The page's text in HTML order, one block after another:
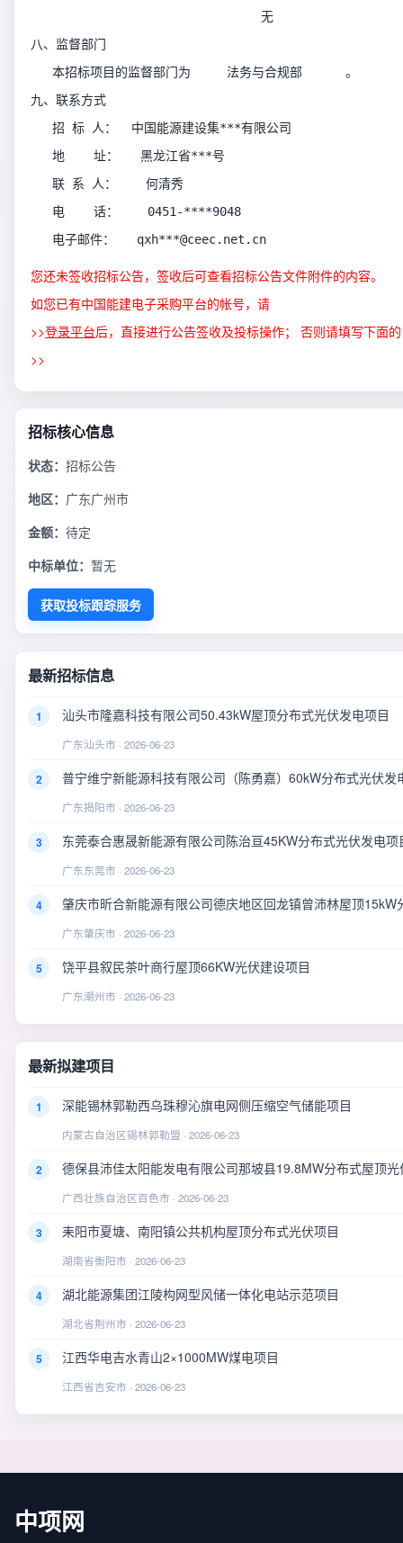
八、监督部门
   本招标项目的监督部门为     法务与合规部      。
九、联系方式
招 标 人：  中国能源
地    址：
联 系 人：
电    话：
电子邮件：
您还未签收招标公告，签收后可查看招标公告文件附件的内容。
如您已有中国能建电子采购平台的帐号，请
>>登录平台后，直接进行公告签收及投标操作； 否则请填写下面的
>>
招标核心信息
状态： 招标公告
地区： 广东广州市
金额： 待定
中标单位： 暂无
获取投标跟踪服务
最新招标信息
1 汕头市隆嘉科技有限公司50.43kW屋顶分布式光伏发电项目
广东汕头市 · 2026-06-23
2 普宁维宁新能源科技有限公司（陈勇嘉）60kW分布式光伏发
广东揭阳市 · 2026-06-23
3 东莞泰合惠晟新能源有限公司陈治亘45KW分布式光伏发电项
广东东莞市 · 2026-06-23
4 肇庆市昕合新能源有限公司德庆地区回龙镇曾沛林屋顶15kW
广东肇庆市 · 2026-06-23
5 饶平县叙民茶叶商行屋顶66KW光伏建设项目
广东潮州市 · 2026-06-23
最新拟建项目
1 深能锡林郭勒西乌珠穆沁旗电网侧压缩空气储能项目
内蒙古自治区锡林郭勒盟 · 2026-06-23
2 德保县沛佳太阳能发电有限公司那坡县19.8MW分布式屋顶
广西壮族自治区百色市 · 2026-06-23
3 耒阳市夏塘、南阳镇公共机构屋顶分布式光伏项目
湖南省衡阳市 · 2026-06-23
4 湖北能源集团江陵构网型风储一体化电站示范项目
湖北省荆州市 · 2026-06-23
5 江西华电吉水青山2×1000MW煤电项目
江西省吉安市 · 2026-06-23
中项网